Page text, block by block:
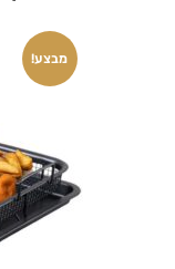
מבצע!